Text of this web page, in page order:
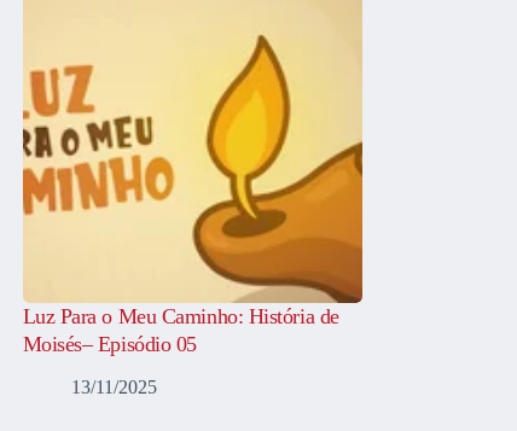
Luz Para o Meu Caminho: História de
Moisés– Episódio 05
13/11/2025